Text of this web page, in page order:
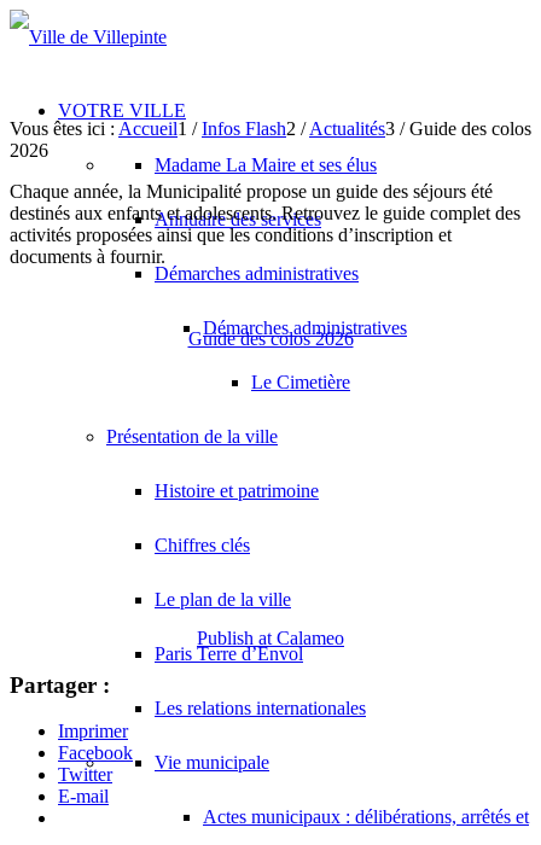
VOTRE VILLE
Madame La Maire et ses élus
Annuaire des services
Démarches administratives
Démarches administratives
Le Cimetière
Présentation de la ville
Histoire et patrimoine
Chiffres clés
Le plan de la ville
Paris Terre d’Envol
Les relations internationales
Vie municipale
Actes municipaux : délibérations, arrêtés et
Vous êtes ici : Accueil1 / Infos Flash2 / Actualités3 / Guide des colos
2026
Chaque année, la Municipalité propose un guide des séjours été
destinés aux enfants et adolescents. Retrouvez le guide complet des
activités proposées ainsi que les conditions d’inscription et
documents à fournir.
Guide des colos 2026
Publish at Calameo
Partager :
Imprimer
Facebook
Twitter
E-mail